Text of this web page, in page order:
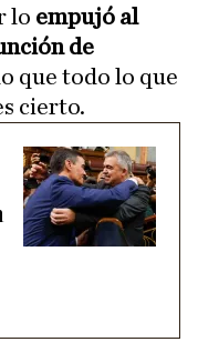
lo empujó al
de
que todo lo que
cierto.